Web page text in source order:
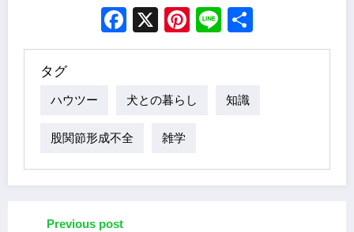
Facebook
X Pinterest
Line
タグ
ハウツー 犬との暮らし 知識
股関節形成不全 雑学
Previous post